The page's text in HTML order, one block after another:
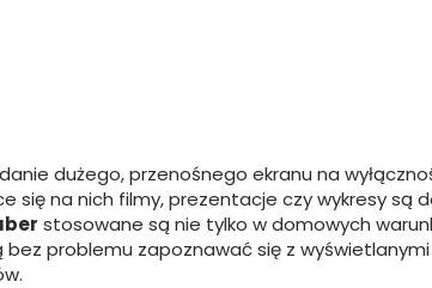
dużego, przenośnego ekranu na
się na nich filmy, prezentacje czy wykresy są
stosowane są nie tylko w domowych
problemu zapoznawać się z